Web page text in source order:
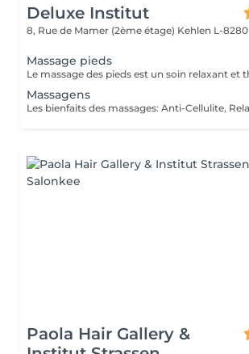
Deluxe Institut
8, Rue de Mamer (2ème étage) Kehlen L-8280
Massage pieds
Massagens
Paola Hair Gallery &